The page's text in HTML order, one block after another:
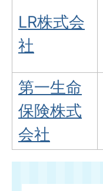
LR株式会
社
第一生命
保険株式
会社